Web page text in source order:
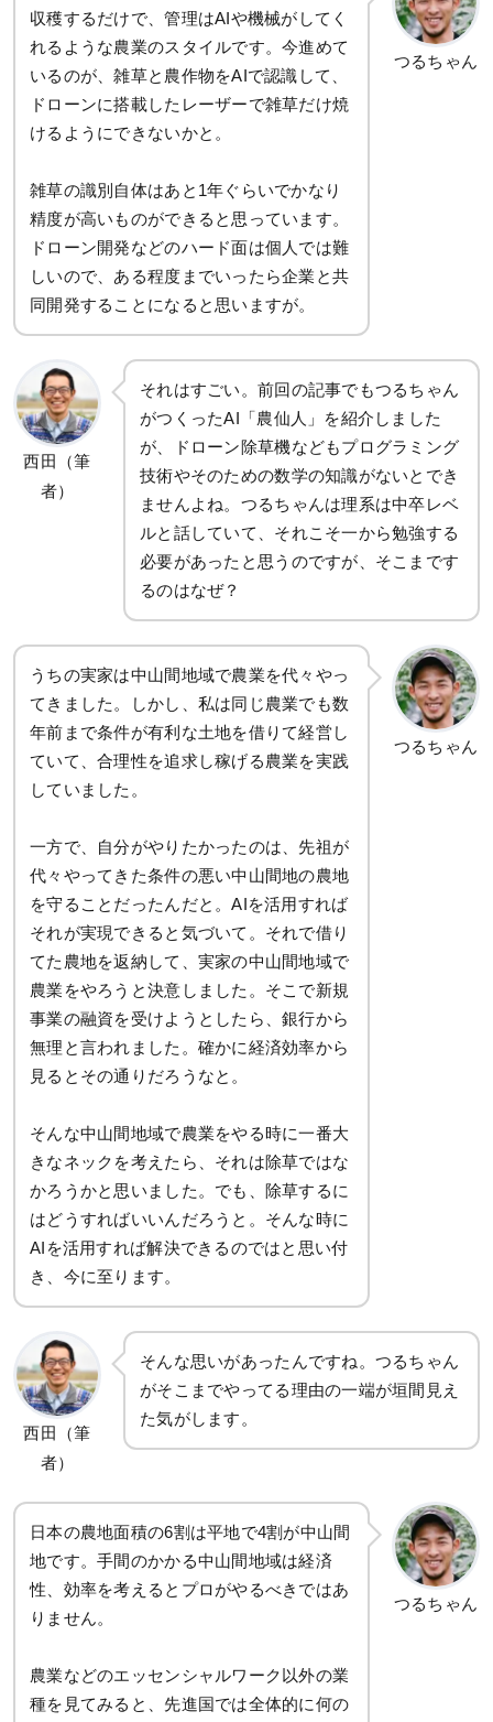
収穫するだけで、管理はAIや機械がしてく
れるような農業のスタイルです。今進めて
いるのが、雑草と農作物をAIで認識して、
ドローンに搭載したレーザーで雑草だけ焼
けるようにできないかと。
雑草の識別自体はあと1年ぐらいでかなり
精度が高いものができると思っています。
ドローン開発などのハード面は個人では難
しいので、ある程度までいったら企業と共
同開発することになると思いますが。
つるちゃん
西田（筆
者）
それはすごい。前回の記事でもつるちゃん
がつくったAI「農仙人」を紹介しました
が、ドローン除草機などもプログラミング
技術やそのための数学の知識がないとでき
ませんよね。つるちゃんは理系は中卒レベ
ルと話していて、それこそ一から勉強する
必要があったと思うのですが、そこまです
るのはなぜ？
うちの実家は中山間地域で農業を代々やっ
てきました。しかし、私は同じ農業でも数
年前まで条件が有利な土地を借りて経営し
ていて、合理性を追求し稼げる農業を実践
していました。
一方で、自分がやりたかったのは、先祖が
代々やってきた条件の悪い中山間地の農地
を守ることだったんだと。AIを活用すれば
それが実現できると気づいて。それで借り
てた農地を返納して、実家の中山間地域で
農業をやろうと決意しました。そこで新規
事業の融資を受けようとしたら、銀行から
無理と言われました。確かに経済効率から
見るとその通りだろうなと。
そんな中山間地域で農業をやる時に一番大
きなネックを考えたら、それは除草ではな
かろうかと思いました。でも、除草するに
はどうすればいいんだろうと。そんな時に
AIを活用すれば解決できるのではと思い付
き、今に至ります。
つるちゃん
西田（筆
者）
そんな思いがあったんですね。つるちゃん
がそこまでやってる理由の一端が垣間見え
た気がします。
日本の農地面積の6割は平地で4割が中山間
地です。手間のかかる中山間地域は経済
性、効率を考えるとプロがやるべきではあ
りません。
農業などのエッセンシャルワーク以外の業
種を見てみると、先進国では全体的に何の
つるちゃん